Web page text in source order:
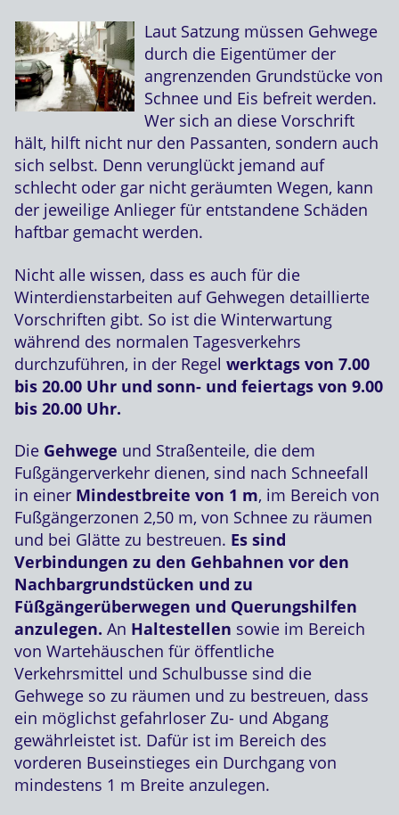
Laut Satzung müssen Gehwege
durch die Eigentümer der
angrenzenden Grundstücke von
Schnee und Eis befreit werden.
Wer sich an diese Vorschrift
hält, hilft nicht nur den Passanten, sondern auch
sich selbst. Denn verunglückt jemand auf
schlecht oder gar nicht geräumten Wegen, kann
der jeweilige Anlieger für entstandene Schäden
haftbar gemacht werden.
Nicht alle wissen, dass es auch für die
Winterdienstarbeiten auf Gehwegen detaillierte
Vorschriften gibt. So ist die Winterwartung
während des normalen Tagesverkehrs
durchzuführen, in der Regel werktags von 7.00
bis 20.00 Uhr und sonn- und feiertags von 9.00
bis 20.00 Uhr.
Die Gehwege und Straßenteile, die dem
Fußgängerverkehr dienen, sind nach Schneefall
in einer Mindestbreite von 1 m, im Bereich von
Fußgängerzonen 2,50 m, von Schnee zu räumen
und bei Glätte zu bestreuen. Es sind
Verbindungen zu den Gehbahnen vor den
Nachbargrundstücken und zu
Füßgängerüberwegen und Querungshilfen
anzulegen. An Haltestellen sowie im Bereich
von Wartehäuschen für öffentliche
Verkehrsmittel und Schulbusse sind die
Gehwege so zu räumen und zu bestreuen, dass
ein möglichst gefahrloser Zu- und Abgang
gewährleistet ist. Dafür ist im Bereich des
vorderen Buseinstieges ein Durchgang von
mindestens 1 m Breite anzulegen.